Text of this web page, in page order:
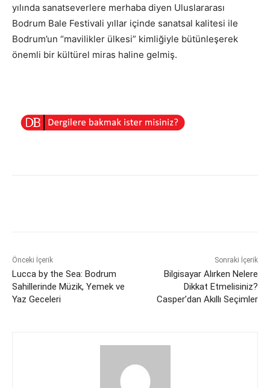
yılında sanatseverlere merhaba diyen Uluslararası
Bodrum Bale Festivali yıllar içinde sanatsal kalitesi ile
Bodrum’un “mavilikler ülkesi” kimliğiyle bütünleşerek
önemli bir kültürel miras haline gelmiş.
Önceki İçerik
Lucca by the Sea: Bodrum
Sahillerinde Müzik, Yemek ve
Yaz Geceleri
Sonraki İçerik
Bilgisayar Alırken Nelere
Dikkat Etmelisiniz?
Casper’dan Akıllı Seçimler